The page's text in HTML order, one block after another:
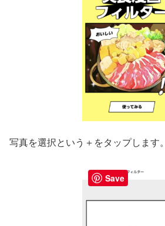
写真を選択という＋をタップします。
Save